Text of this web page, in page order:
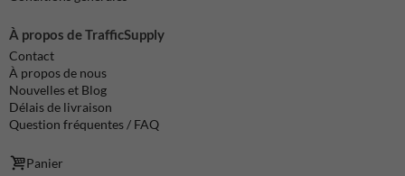
À propos de TrafficSupply
Contact
À propos de nous
Nouvelles et Blog
Délais de livraison
Question fréquentes / FAQ
Panier